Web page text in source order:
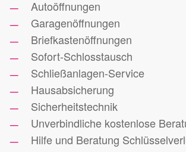
Autoöffnungen
Garagenöffnungen
Briefkastenöffnungen
Sofort-Schlosstausch
Schließanlagen-Service
Hausabsicherung
Sicherheitstechnik
Unverbindliche kostenlose
Hilfe und Beratung